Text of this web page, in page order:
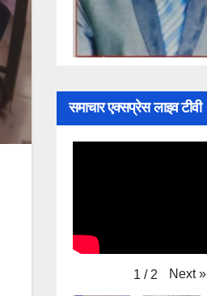
समाचार एक्सप्रेस लाइव टीवी
1 / 2 Next »